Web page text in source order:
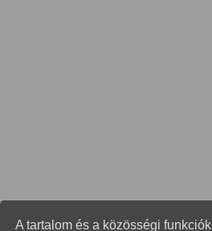
A tartalom és a közösségi funkciók